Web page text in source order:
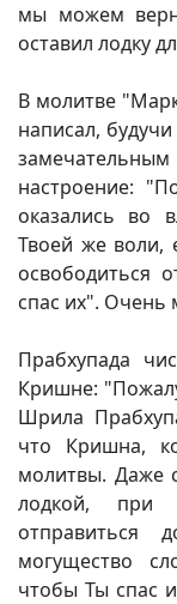
мы можем
оставил лодку
В молитве
написал,
настроение:
оказались во
Твоей же воли,
освободиться
спас их". Очень
Прабхупада
Кришне:
Шрила
что Кришна,
молитвы. Даже
лодкой,
отправиться
могущество
чтобы Ты спас